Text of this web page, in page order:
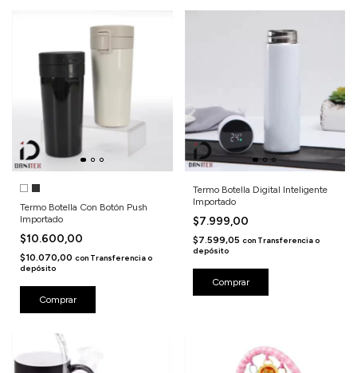
Termo Botella Con Botón Push
Importado
$10.600,00
$10.070,00 con Transferencia o
depósito
Comprar
Termo Botella Digital Inteligente
Importado
$7.999,00
$7.599,05 con Transferencia o
depósito
Comprar